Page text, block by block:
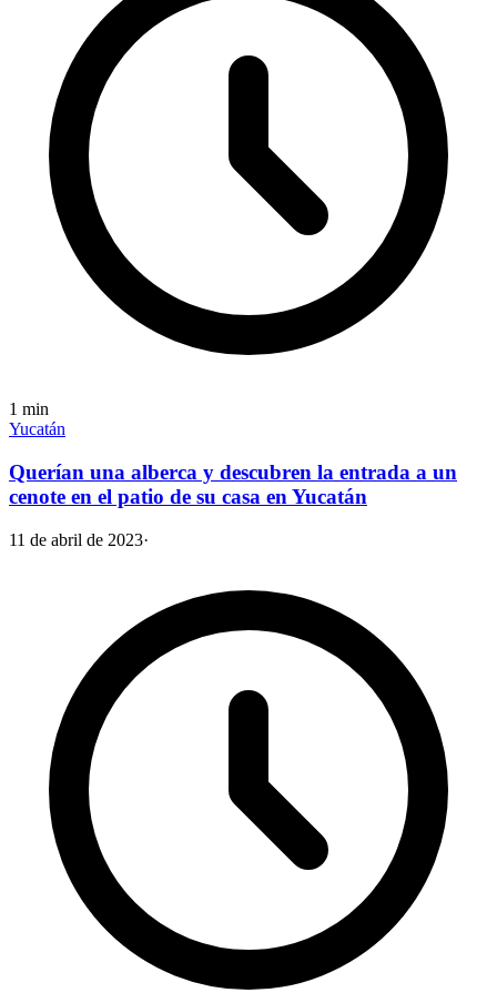
1 min
Yucatán
Querían una alberca y descubren la entrada a un
cenote en el patio de su casa en Yucatán
11 de abril de 2023·